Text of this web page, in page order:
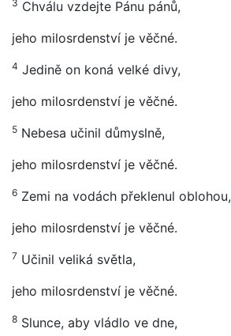
3 Chválu vzdejte Pánu pánů,
jeho milosrdenství je věčné.
4 Jedině on koná velké divy,
jeho milosrdenství je věčné.
5 Nebesa učinil důmyslně,
jeho milosrdenství je věčné.
6 Zemi na vodách překlenul oblohou,
jeho milosrdenství je věčné.
7 Učinil veliká světla,
jeho milosrdenství je věčné.
8 Slunce, aby vládlo ve dne,